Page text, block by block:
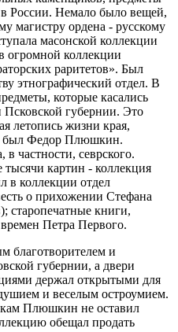
России. Немало было вещей,
магистру ордена - русскому
масонской коллекции
огромной коллекции
раритетов». Был
этнографический отдел. В
которые касались
Псковской губернии. Это
летопись жизни края,
был Федор Плюшкин.
частности, севрского.
тысячи картин - коллекция
в коллекции отдел
о прихожении Стефана
старопечатные книги,
Петра Первого.
благотворителем и
губернии, а двери
держал открытыми для
и веселым остроумием.
Плюшкин не оставил
обещал продать